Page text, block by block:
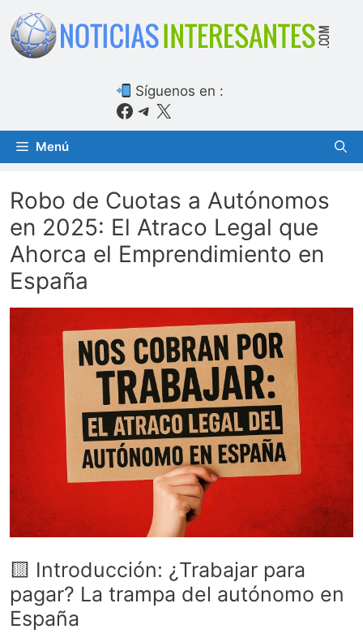
Saltar
contenido
Síguenos en :
Facebook
Telegram
X
Menú
Robo de Cuotas a Autónomos
en 2025: El Atraco Legal que
Ahorca el Emprendimiento en
España
🟨 Introducción: ¿Trabajar para
pagar? La trampa del autónomo en
España